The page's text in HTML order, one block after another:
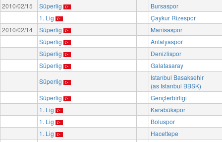
2010/02/15
Süperlig
Bursaspor
1. Lig
Çaykur Rizespor
2010/02/14
Süperlig
Manisaspor
Süperlig
Antalyaspor
Süperlig
Denizlispor
Süperlig
Galatasaray
Süperlig
Istanbul Basaksehir
(as Istanbul BBSK)
Süperlig
Gençlerbirligi
1. Lig
Karabükspor
1. Lig
Boluspor
1. Lig
Hacettepe